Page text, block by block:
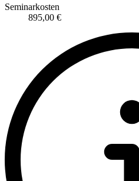
Seminarkosten
895,00 €